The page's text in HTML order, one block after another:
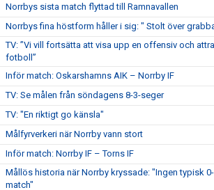
Norrbys sista match flyttad till Ramnavallen
Norrbys fina höstform håller i sig: " Stolt över
TV: ”Vi vill fortsätta att visa upp en offensiv och
fotboll”
Inför match: Oskarshamns AIK – Norrby IF
TV: Se målen från söndagens 8-3-seger
TV: "En riktigt go känsla"
Målfyrverkeri när Norrby vann stort
Inför match: Norrby IF – Torns IF
Mållös historia när Norrby kryssade: "Ingen typisk
match"